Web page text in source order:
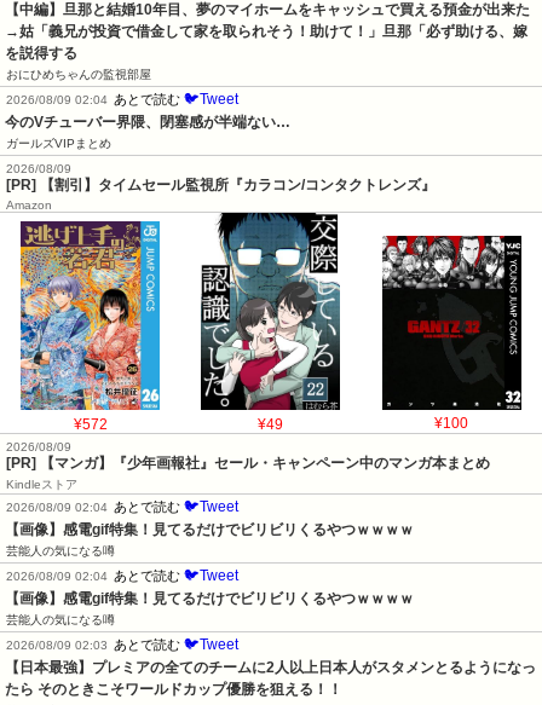
【中編】旦那と結婚10年目、夢のマイホームをキャッシュで買える預金が出来た
→姑「義兄が投資で借金して家を取られそう！助けて！」旦那「必ず助ける、嫁
を説得する
おにひめちゃんの監視部屋
2026/08/09 02:04 あとで読む 🐦Tweet
今のVチューバー界隈、閉塞感が半端ない…
ガールズVIPまとめ
2026/08/09
[PR] 【割引】タイムセール監視所『カラコン/コンタクトレンズ』
Amazon
¥572 ¥49 ¥100
2026/08/09
[PR] 【マンガ】『少年画報社』セール・キャンペーン中のマンガ本まとめ
Kindleストア
2026/08/09 02:04 あとで読む 🐦Tweet
【画像】感電gif特集！見てるだけでビリビリくるやつｗｗｗｗ
芸能人の気になる噂
2026/08/09 02:04 あとで読む 🐦Tweet
【画像】感電gif特集！見てるだけでビリビリくるやつｗｗｗｗ
芸能人の気になる噂
2026/08/09 02:03
あとで読む 🐦Tweet
【日本最強】プレミアの全てのチームに2人以上日本人がスタメンとるようになっ
たら そのときこそワールドカップ優勝を狙える！！